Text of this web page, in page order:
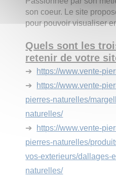
son coeur. Le site
pour pouvoir visualiser
Quels sont les
retenir de votre
➔
https://www.vente-
➔
https://www.vente-
pierres-naturelles/
naturelles/
➔
https://www.vente-
pierres-naturelles/
vos-exterieurs/dallages-
naturelles/